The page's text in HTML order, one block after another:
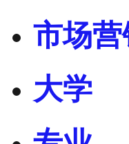
市场营
大学